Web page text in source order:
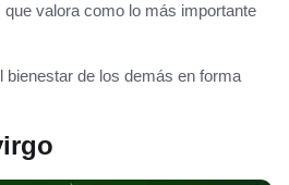
valora como lo más importante
bienestar de los demás en forma